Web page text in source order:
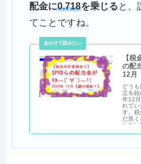
配金に0.718を乗じると、
てことですね。
【税
の配
12月
どう
立を
年12
れてい
す。税
だ良く
らな